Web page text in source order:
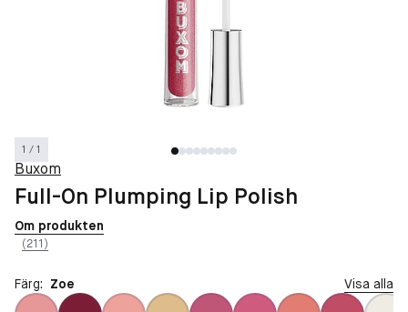
1 / 1
Buxom
Full-On Plumping Lip Polish
Om produkten
(211)
Färg: Zoe Visa alla